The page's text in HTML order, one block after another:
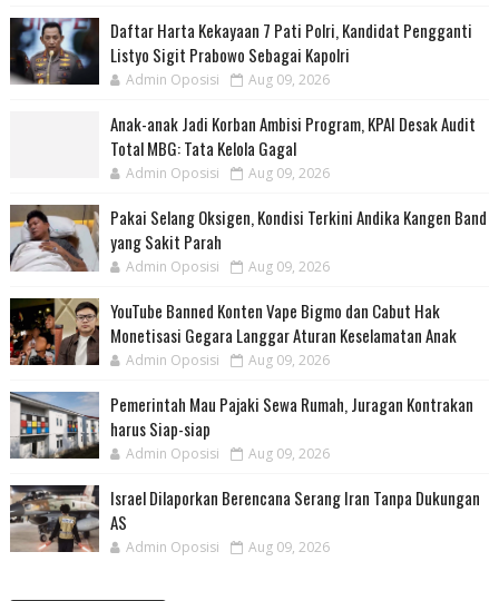
Daftar Harta Kekayaan 7 Pati Polri, Kandidat Pengganti
Listyo Sigit Prabowo Sebagai Kapolri
Admin Oposisi Aug 09, 2026
Anak-anak Jadi Korban Ambisi Program, KPAI Desak Audit
Total MBG: Tata Kelola Gagal
Admin Oposisi Aug 09, 2026
Pakai Selang Oksigen, Kondisi Terkini Andika Kangen Band
yang Sakit Parah
Admin Oposisi Aug 09, 2026
YouTube Banned Konten Vape Bigmo dan Cabut Hak
Monetisasi Gegara Langgar Aturan Keselamatan Anak
Admin Oposisi Aug 09, 2026
Pemerintah Mau Pajaki Sewa Rumah, Juragan Kontrakan
harus Siap-siap
Admin Oposisi Aug 09, 2026
Israel Dilaporkan Berencana Serang Iran Tanpa Dukungan
AS
Admin Oposisi Aug 09, 2026